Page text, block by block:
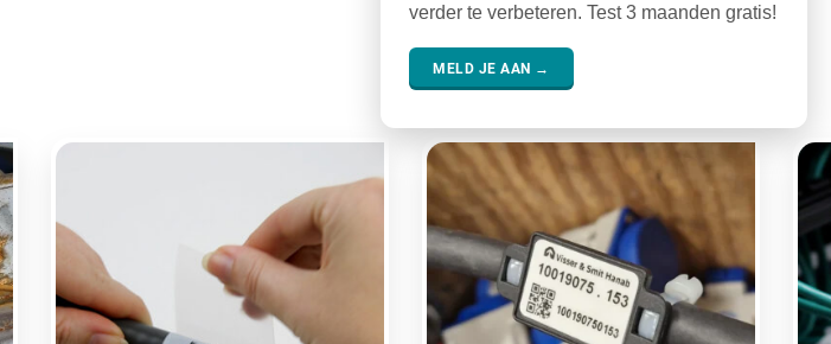
verder te verbeteren. Test 3 maanden gratis!
MELD JE AAN →